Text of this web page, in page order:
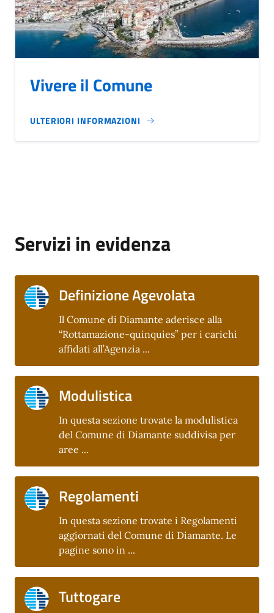
Vivere il Comune
ULTERIORI INFORMAZIONI
Servizi in evidenza
Definizione Agevolata
Il Comune di Diamante aderisce alla
“Rottamazione-quinquies” per i carichi
affidati all’Agenzia ...
Modulistica
In questa sezione trovate la modulistica
del Comune di Diamante suddivisa per
aree ...
Regolamenti
In questa sezione trovate i Regolamenti
aggiornati del Comune di Diamante. Le
pagine sono in ...
Tuttogare